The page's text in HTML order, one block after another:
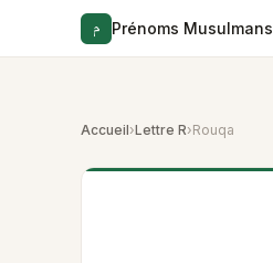
م Prénoms Musulmans
Accueil›Lettre R›Rouqa